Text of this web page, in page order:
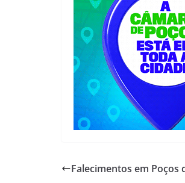
Falecimentos em Poços